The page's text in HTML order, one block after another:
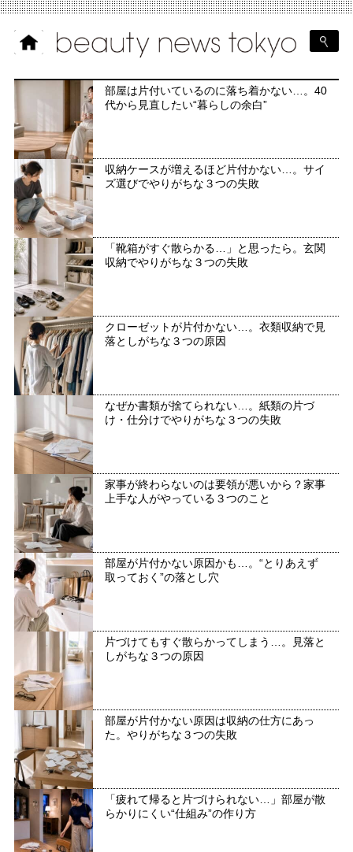
部屋は片付いているのに落ち着かない…。40
代から見直したい“暮らしの余白”
収納ケースが増えるほど片付かない…。サイ
ズ選びでやりがちな３つの失敗
「靴箱がすぐ散らかる…」と思ったら。玄関
収納でやりがちな３つの失敗
クローゼットが片付かない…。衣類収納で見
落としがちな３つの原因
なぜか書類が捨てられない…。紙類の片づ
け・仕分けでやりがちな３つの失敗
家事が終わらないのは要領が悪いから？家事
上手な人がやっている３つのこと
部屋が片付かない原因かも…。“とりあえず
取っておく”の落とし穴
片づけてもすぐ散らかってしまう…。見落と
しがちな３つの原因
部屋が片付かない原因は収納の仕方にあっ
た。やりがちな３つの失敗
「疲れて帰ると片づけられない…」部屋が散
らかりにくい“仕組み”の作り方